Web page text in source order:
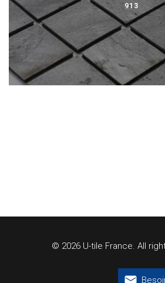
913
© 2026 U-tile France. All